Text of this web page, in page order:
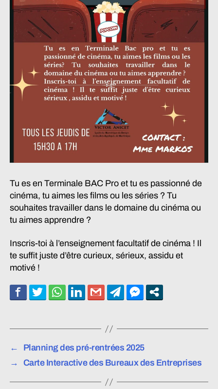
Tu es en Terminale BAC Pro et tu es passionné de
cinéma, tu aimes les films ou les séries ? Tu
souhaites travailler dans le domaine du cinéma ou
tu aimes apprendre ?
Inscris-toi à l’enseignement facultatif de cinéma ! Il
te suffit juste d’être curieux, sérieux, assidu et
motivé !
←
Planning des pré-rentrées 2025
→
Carte Interactive des Bureaux des Entreprises